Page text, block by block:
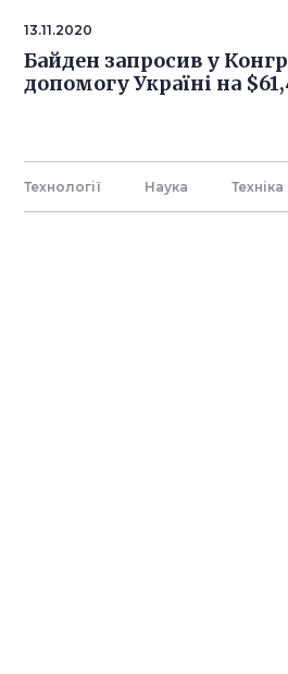
13.11.2020
Байден запросив у
допомогу Україні на
Технології Наука Технiка